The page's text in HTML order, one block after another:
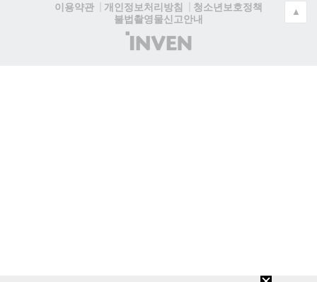
이용약관
개인정보처리방침
청소년보호정책
불법촬영물신고안내
(주)
인
▲